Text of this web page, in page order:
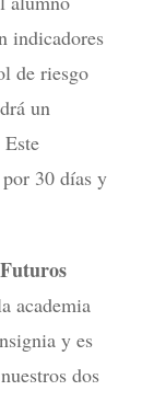
indicadores
de riesgo
un
30 días y
academia
y es
dos